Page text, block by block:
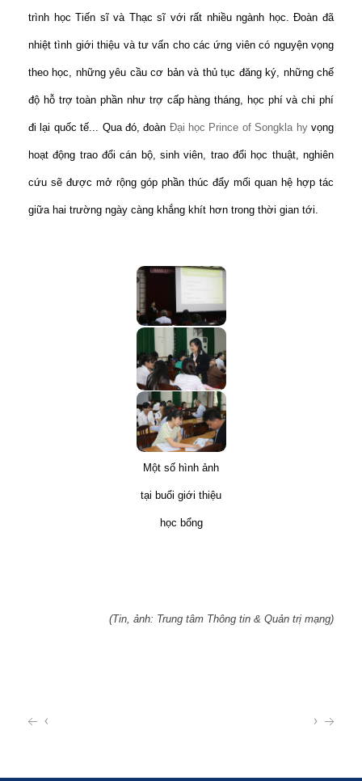
trình học Tiến sĩ và Thạc sĩ với rất nhiều ngành học. Đoàn đã
nhiệt tình giới thiệu và tư vấn cho các ứng viên có nguyện vọng
theo học, những yêu cầu cơ bản và thủ tục đăng ký, những chế
độ hỗ trợ toàn phần như trợ cấp hàng tháng, học phí và chi phí
đi lại quốc tế... Qua đó, đoàn Đại học Prince of Songkla hyvọng
hoạt động trao đổi cán bộ, sinh viên, trao đổi học thuật, nghiên
cứu sẽ được mở rộng góp phần thúc đẩy mối quan hệ hợp tác
giữa hai trường ngày càng khắng khít hơn trong thời gian tới.
Một số hình ảnh
tại buổi giới thiệu
học bổng
(Tin, ảnh: Trung tâm Thông tin & Quản trị mạng)
‹ ›